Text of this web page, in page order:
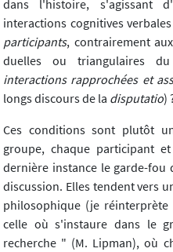
dans l'histoire, s'agissant
interactions cognitives
participants, contrairement
duelles ou triangulaires
interactions rapprochées et
longs discours de la disputatio)
Ces conditions sont plutôt
groupe, chaque participant
dernière instance le garde-fou
discussion. Elles tendent vers
philosophique (je
celle où s'instaure dans le
recherche " (M. Lipman), où